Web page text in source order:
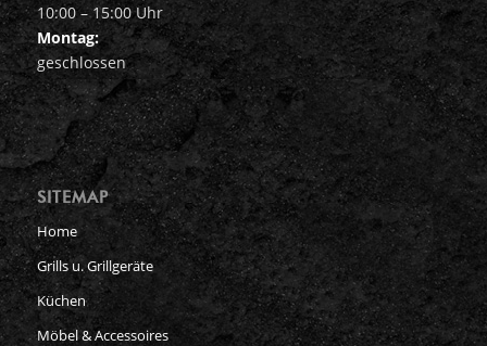
10:00 – 15:00 Uhr
Montag:
geschlossen
SITEMAP
Home
Grills u. Grillgeräte
Küchen
Möbel & Accessoires